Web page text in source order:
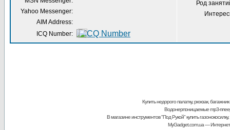
Род
Yahoo Messenger:
AIM Address:
ICQ Number:
Купить недорого палатку, рюкзак, багажник
Водонерпоницаемые mp3-
В магазине инструментов "Под Рукой"купить
MyGadget.com.ua—